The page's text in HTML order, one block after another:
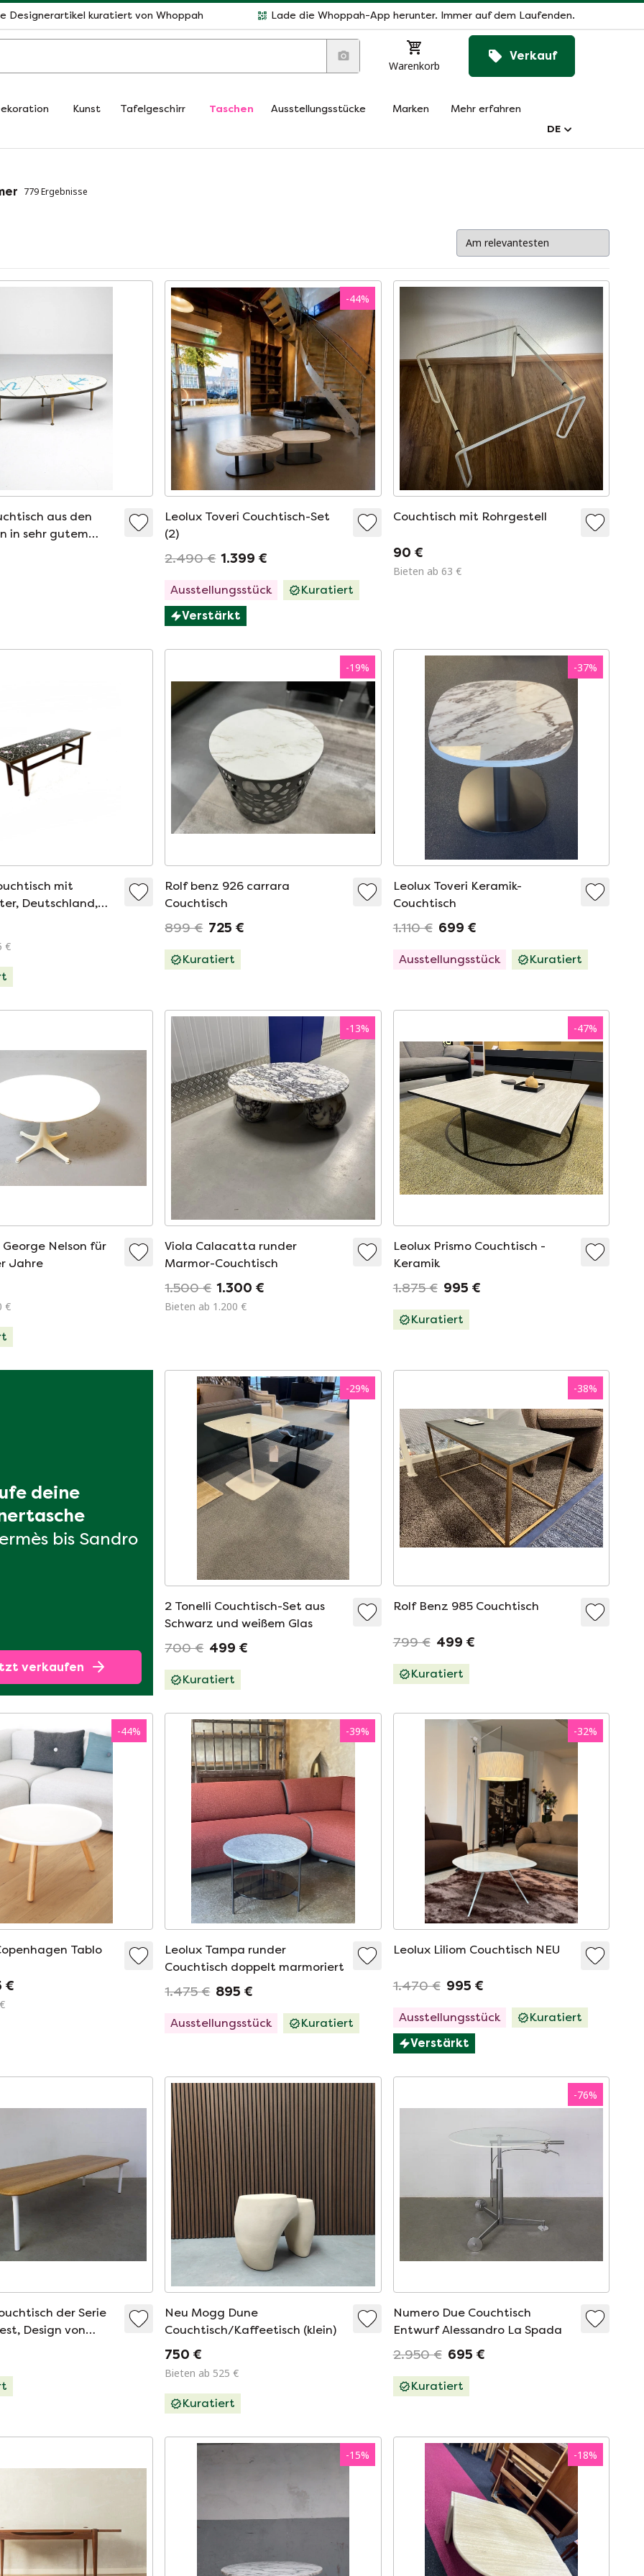
Designerartikel kuratiert von Whoppah Lade die Whoppah-App herunter. Immer auf dem Laufenden.
Warenkorb
Verkauf
Kunst Tafelgeschirr Taschen Ausstellungsstücke Marken
Mehr erfahren
DE
779 Ergebnisse
aus den
in sehr gutem
-44%
Leolux Toveri Couchtisch-Set
(2)
2.490 € 1.399 €
Ausstellungsstück
Kuratiert
Verstärkt
Couchtisch mit Rohrgestell
90 €
Bieten ab 63 €
mit
Deutschland,
€
-19%
Rolf benz 926 carrara
Couchtisch
899 € 725 €
Kuratiert
-37%
Leolux Toveri Keramik-
Couchtisch
1.110 € 699 €
Ausstellungsstück Kuratiert
Nelson für
Jahre
€
-13%
Viola Calacatta runder
Marmor-Couchtisch
1.500 € 1.300 €
Bieten ab 1.200 €
-47%
Leolux Prismo Couchtisch -
Keramik
1.875 € 995 €
Kuratiert
deine
bis Sandro
verkaufen
-29%
2 Tonelli Couchtisch-Set aus
Schwarz und weißem Glas
700 € 499 €
Kuratiert
-38%
Rolf Benz 985 Couchtisch
799 € 499 €
Kuratiert
-44%
Tablo
€
-39%
Leolux Tampa runder
Couchtisch doppelt marmoriert
1.475 € 895 €
Ausstellungsstück Kuratiert
-32%
Leolux Liliom Couchtisch NEU
1.470 € 995 €
Ausstellungsstück
Kuratiert
Verstärkt
der Serie
Design von
Neu Mogg Dune
Couchtisch/Kaffeetisch (klein)
750 €
Bieten ab 525 €
Kuratiert
-76%
Numero Due Couchtisch
Entwurf Alessandro La Spada
2.950 € 695 €
Kuratiert
-15% -18%